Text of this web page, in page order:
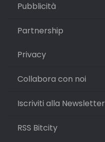
Pubblicità
Partnership
Privacy
Collabora con noi
Iscriviti alla Newsletter
RSS Bitcity